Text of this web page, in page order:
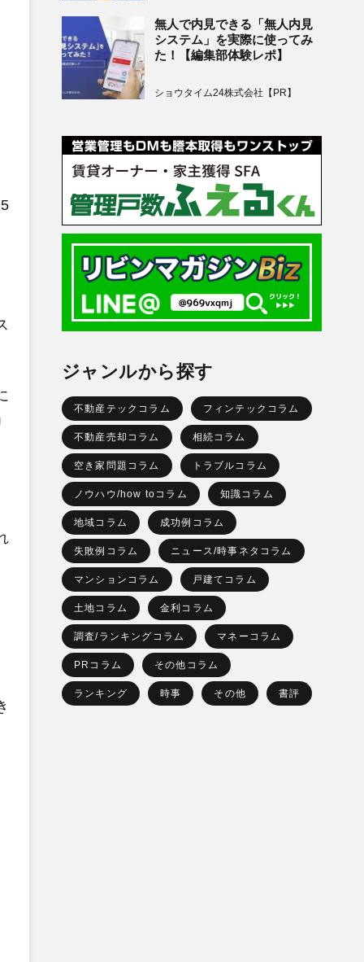
無人で内見できる「無人内見
システム」を実際に使ってみ
た！【編集部体験レポ】
ショウタイム24株式会社【PR】
ジャンルから探す
不動産テックコラム フィンテックコラム
不動産売却コラム 相続コラム
空き家問題コラム トラブルコラム
ノウハウ/how toコラム 知識コラム
地域コラム 成功例コラム
失敗例コラム ニュース/時事ネタコラム
マンションコラム 戸建てコラム
土地コラム 金利コラム
調査/ランキングコラム マネーコラム
PRコラム その他コラム
ランキング 時事 その他 書評